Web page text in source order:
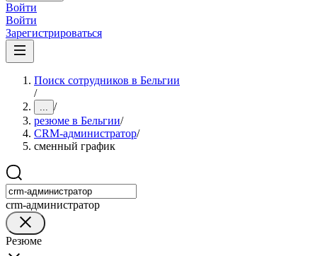
Войти
Войти
Зарегистрироваться
Поиск сотрудников в Бельгии
/
... /
резюме в Бельгии/
CRM-администратор/
сменный график
crm-администратор
Резюме